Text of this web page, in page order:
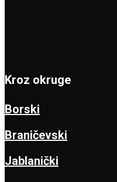
Kroz okruge
Borski
Braničevski
Jablanički